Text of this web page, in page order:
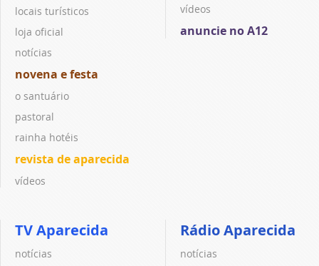
locais turísticos
loja oficial
notícias
novena e festa
o santuário
pastoral
rainha hotéis
revista de aparecida
vídeos
vídeos
anuncie no A12
TV Aparecida
notícias
Rádio Aparecida
notícias